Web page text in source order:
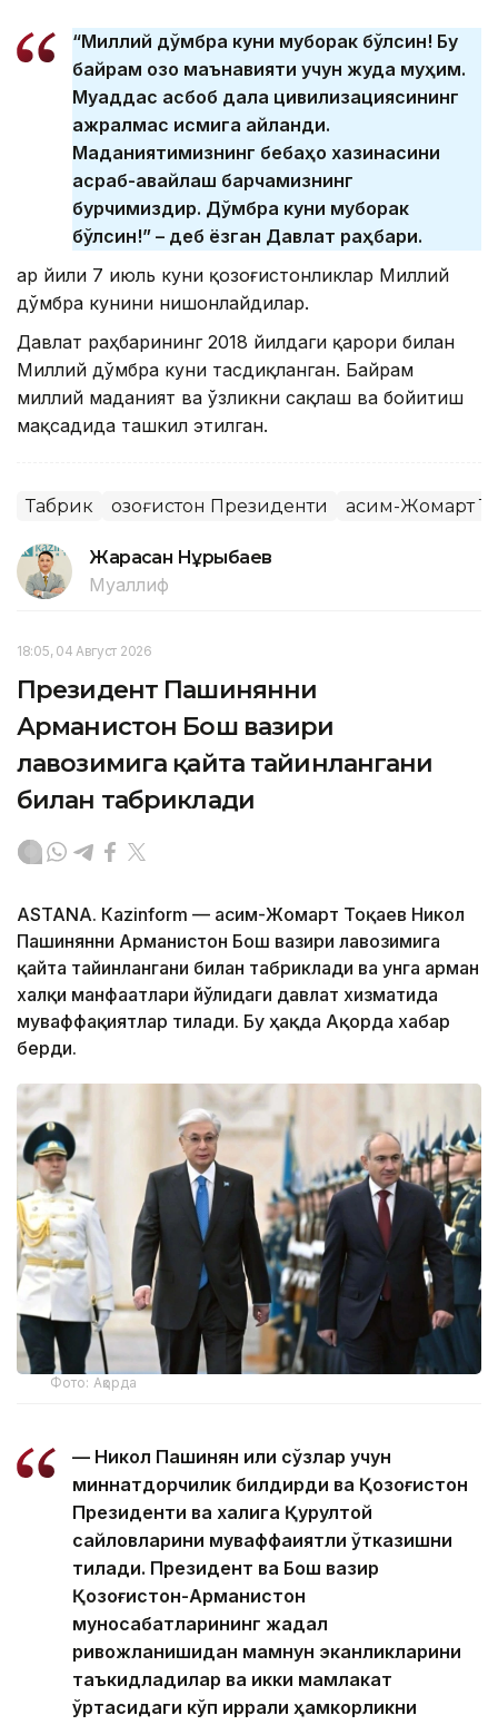
“Миллий дўмбра куни муборак бўлсин! Бу
байрам қозоқ маънавияти учун жуда муҳим.
Муқаддас асбоб дала цивилизациясининг
ажралмас қисмига айланди.
Маданиятимизнинг бебаҳо хазинасини
асраб-авайлаш барчамизнинг
бурчимиздир. Дўмбра куни муборак
бўлсин!” – деб ёзган Давлат раҳбари.
Ҳар йили 7 июль куни қозоғистонликлар Миллий
дўмбра кунини нишонлайдилар.
Давлат раҳбарининг 2018 йилдаги қарори билан
Миллий дўмбра куни тасдиқланган. Байрам
миллий маданият ва ўзликни сақлаш ва бойитиш
мақсадида ташкил этилган.
Табрик Қозоғистон Президенти Қасим-Жомарт
Жарасқан Нұрыбаев
Муаллиф
18:05, 04 Август 2026
Президент Пашинянни
Арманистон Бош вазири
лавозимига қайта тайинлангани
билан табриклади
ASTANА. Кazinform — Қасим-Жомарт Тоқаев Никол
Пашинянни Арманистон Бош вазири лавозимига
қайта тайинлангани билан табриклади ва унга арман
халқи манфаатлари йўлидаги давлат хизматида
муваффақиятлар тилади. Бу ҳақда Ақорда хабар
берди.
Фото: Ақорда
— Никол Пашинян илиқ сўзлар учун
миннатдорчилик билдирди ва Қозоғистон
Президенти ва халқига Қурултой
сайловларини муваффақиятли ўтказишни
тилади. Президент ва Бош вазир
Қозоғистон-Арманистон
муносабатларининг жадал
ривожланишидан мамнун эканликларини
таъкидладилар ва икки мамлакат
ўртасидаги кўп қиррали ҳамкорликни